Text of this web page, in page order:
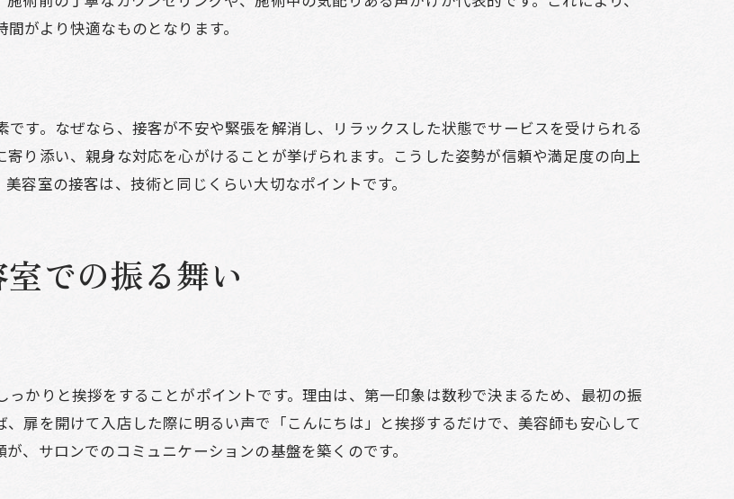
美容室接客で心を伝える言葉遣い術
美容室接客の体験談に学ぶ満足度向上術
美容室で実感した接客マナーの効果とは
美容室で満足度が上がる接客の具体例
がより快適なものとなります。
す。なぜなら、接客が不安や緊張を解消し、リラックスした状態でサービスを受けられる
り添い、親身な対応を心がけることが挙げられます。こうした姿勢が信頼や満足度の向上
容室の接客は、技術と同じくらい大切なポイントです。
での振る舞い
かりと挨拶をすることがポイントです。理由は、第一印象は数秒で決まるため、最初の振
扉を開けて入店した際に明るい声で「こんにちは」と挨拶するだけで、美容師も安心して
、サロンでのコミュニケーションの基盤を築くのです。